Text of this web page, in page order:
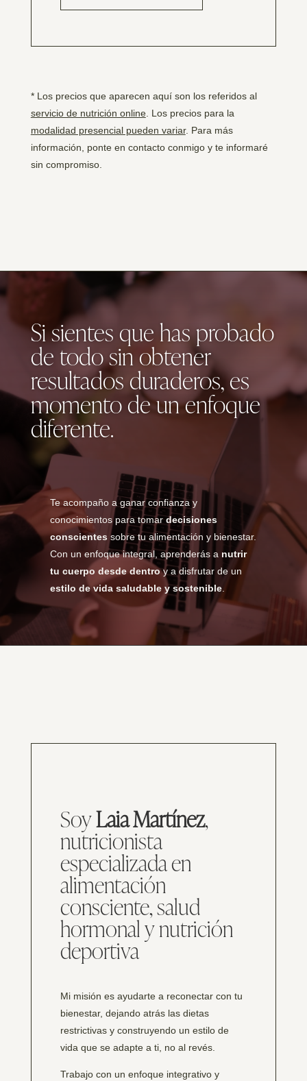
* Los precios que aparecen aquí son los referidos al
servicio de nutrición online. Los precios para la
modalidad presencial pueden variar. Para más
información, ponte en contacto conmigo y te informaré
sin compromiso.
Si sientes que has probado
de todo sin obtener
resultados duraderos, es
momento de un enfoque
diferente.
Te acompaño a ganar confianza y
conocimientos para tomardecisiones
conscientes sobre tu alimentación y bienestar.
Con un enfoque integral, aprenderás a nutrir
tu cuerpo desde dentroy a disfrutar de un
estilo de vida saludable y sostenible.
SoyLaia Martínez,
nutricionista
especializada en
alimentación
consciente, salud
hormonal y nutrición
deportiva
Mi misión es ayudarte a reconectar con tu
bienestar, dejando atrás las dietas
restrictivas y construyendo un estilo de
vida que se adapte a ti, no al revés.
Trabajo con un enfoque integrativo y